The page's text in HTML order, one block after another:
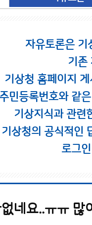
자유토론은 기
기존
기상청 홈페이지
민등록번호와 같
기상지식과 관련
상청의 공식적인
로그
네요..ㅠㅠ